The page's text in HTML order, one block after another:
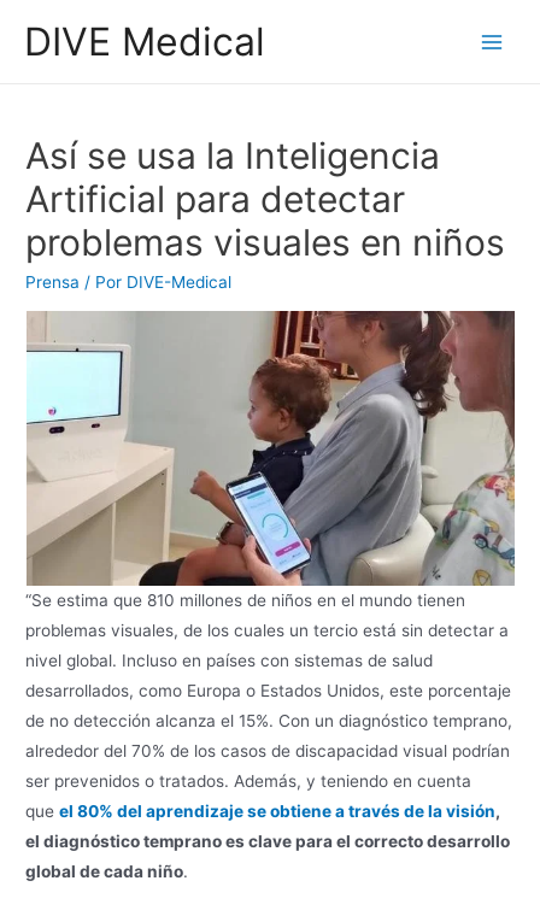
DIVE Medical
Así se usa la Inteligencia
Artificial para detectar
problemas visuales en niños
Prensa / Por DIVE-Medical
“Se estima que 810 millones de niños en el mundo tienen
problemas visuales, de los cuales un tercio está sin detectar a
nivel global. Incluso en países con sistemas de salud
desarrollados, como Europa o Estados Unidos, este porcentaje
de no detección alcanza el 15%. Con un diagnóstico temprano,
alrededor del 70% de los casos de discapacidad visual podrían
ser prevenidos o tratados. Además, y teniendo en cuenta
queel 80% del aprendizaje se obtiene a través de la visión,
el diagnóstico temprano es clave para el correcto desarrollo
global de cada niño.